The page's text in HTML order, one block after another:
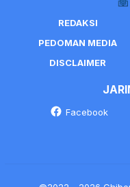
REDAKSI
PEDOMAN MEDIA
DISCLAIMER
Facebook